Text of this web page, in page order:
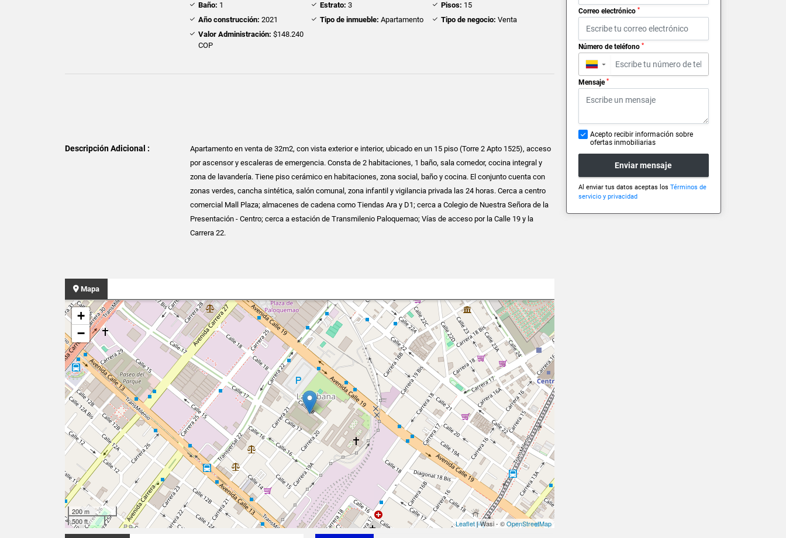
Baño: 1 Estrato: 3 Pisos: 15
Año construcción: 2021 Tipo de inmueble: Apartamento Tipo de negocio: Venta
Valor Administración: $148.240
COP
Descripción Adicional :
Apartamento en venta de 32m2, con vista exterior e interior, ubicado en un 15 piso (Torre 2 Apto 1525), acceso
por ascensor y escaleras de emergencia. Consta de 2 habitaciones, 1 baño, sala comedor, cocina integral y
zona de lavandería. Tiene piso cerámico en habitaciones, zona social, baño y cocina. El conjunto cuenta con
zonas verdes, cancha sintética, salón comunal, zona infantil y vigilancia privada las 24 horas. Cerca a centro
comercial Mall Plaza; almacenes de cadena como Tiendas Ara y D1; cerca a Colegio de Nuestra Señora de la
Presentación - Centro; cerca a estación de Transmilenio Paloquemao; Vías de acceso por la Calle 19 y la
Carrera 22.
Mapa
+
−
200 m
500 ft
Leaflet| Wasi - ©OpenStreetMap
Correo electrónico *
Número de teléfono *
▼
Mensaje *
Acepto recibir información sobre
ofertas inmobiliarias
Enviar mensaje
Al enviar tus datos aceptas los Términos de
servicio y privacidad